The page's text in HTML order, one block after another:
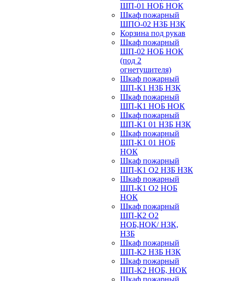
ШП-01 НОБ НОК
Шкаф пожарный
ШПО-02 НЗБ НЗК
Корзина под рукав
Шкаф пожарный
ШП-02 НОБ НОК
(под 2
огнетушителя)
Шкаф пожарный
ШП-К1 НЗБ НЗК
Шкаф пожарный
ШП-К1 НОБ НОК
Шкаф пожарный
ШП-К1 01 НЗБ НЗК
Шкаф пожарный
ШП-К1 01 НОБ
НОК
Шкаф пожарный
ШП-К1 О2 НЗБ НЗК
Шкаф пожарный
ШП-К1 О2 НОБ
НОК
Шкаф пожарный
ШП-К2 О2
НОБ,НОК/ НЗК,
НЗБ
Шкаф пожарный
ШП-К2 НЗБ НЗК
Шкаф пожарный
ШП-К2 НОБ, НОК
Шкаф пожарный